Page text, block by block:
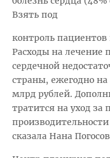
Взять под
контроль пациентов
Расходы на лечение
сердечной
страны, ежегодно
млрд рублей.
тратится на уход
сказала Нана